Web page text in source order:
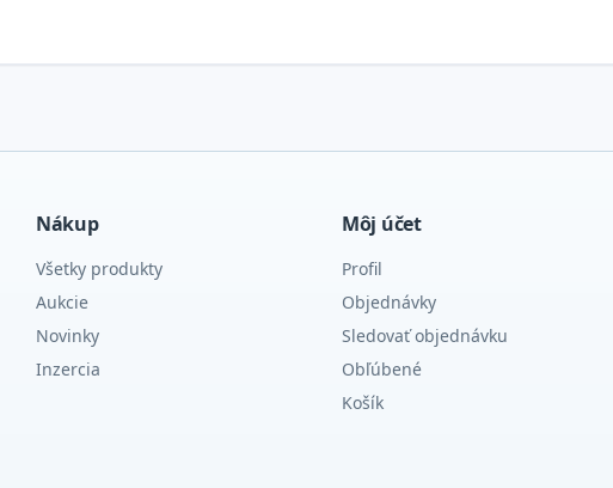
Nákup
Všetky produkty
Aukcie
Novinky
Inzercia
Môj účet
Profil
Objednávky
Sledovať objednávku
Obľúbené
Košík